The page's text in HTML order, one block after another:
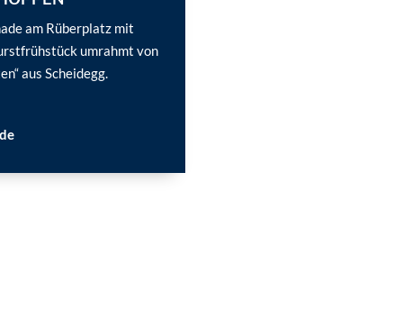
am Rüberplatz mit
umrahmt von
aus Scheidegg.